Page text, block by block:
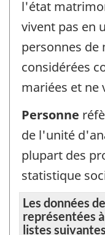
l'état
vivent pas en
personnes de
considérées
mariées et ne
Personne
de l'unité
plupart des
statistique
Les données
représentées
listes